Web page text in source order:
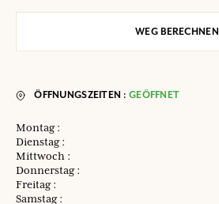
WEG BERECHNEN
ÖFFNUNGSZEITEN :GEÖFFNET
Montag :
Dienstag :
Mittwoch :
Donnerstag :
Freitag :
Samstag :